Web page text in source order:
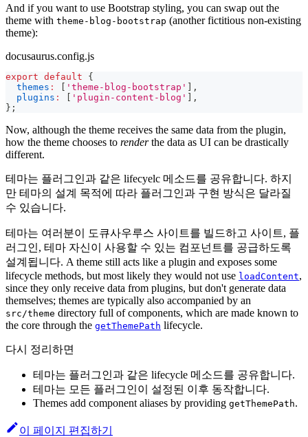
And if you want to use Bootstrap styling, you can swap out the
theme with theme-blog-bootstrap (another fictitious non-existing
theme):
docusaurus.config.js
export default
{
themes : [ 'theme-blog-bootstrap' ] ,
plugins : [ 'plugin-content-blog' ] ,
} ;
Now, although the theme receives the same data from the plugin,
how the theme chooses to renderthe data as UI can be drastically
different.
테마는 플러그인과 같은 lifecyelc 메소드를 공유합니다. 하지
만 테마의 설계 목적에 따라 플러그인과 구현 방식은 달라질
수 있습니다.
테마는 여러분이 도큐사우루스 사이트를 빌드하고 사이트, 플
러그인, 테마 자신이 사용할 수 있는 컴포넌트를 공급하도록
설계됩니다. A theme still acts like a plugin and exposes some
lifecycle methods, but most likely they would not use loadContent,
since they only receive data from plugins, but don't generate data
themselves; themes are typically also accompanied by an
src/theme directory full of components, which are made known to
the core through the getThemePath lifecycle.
다시 정리하면
테마는 플러그인과 같은 lifecycle 메소드를 공유합니다.
테마는 모든 플러그인이 설정된 이후 동작합니다.
Themes add component aliases by providing getThemePath.
이 페이지 편집하기